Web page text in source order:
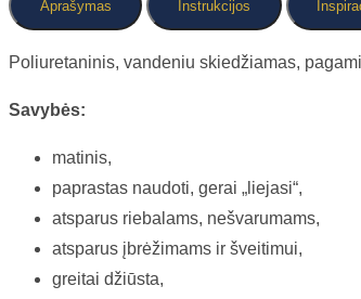
Aprašymas Instrukcijos
Poliuretaninis, vandeniu skiedžiamas,
Savybės:
matinis,
paprastas naudoti, gerai „liejasi“,
atsparus riebalams, nešvarumams,
atsparus įbrėžimams ir šveitimui,
greitai džiūsta,